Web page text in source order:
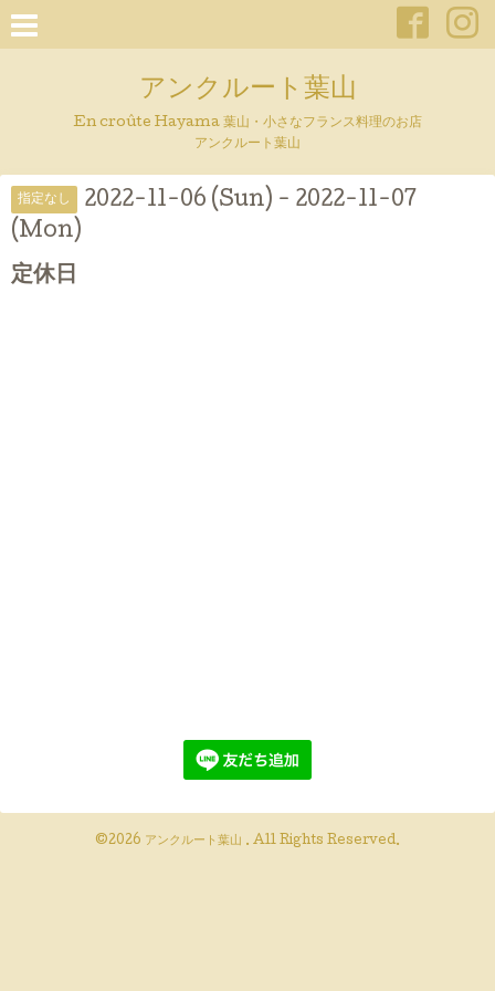
アンクルート葉山
En croûte Hayama 葉山・小さなフランス料理のお店
アンクルート葉山
指定なし
2022-11-06 (Sun) - 2022-11-07
(Mon)
定休日
©2026 アンクルート葉山 . All Rights Reserved.